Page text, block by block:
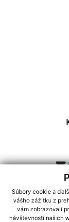
Súbory cookie a
vášho zážitku z
vám zobrazovali
návštevnosti našich
využite možnosť
CMS systém